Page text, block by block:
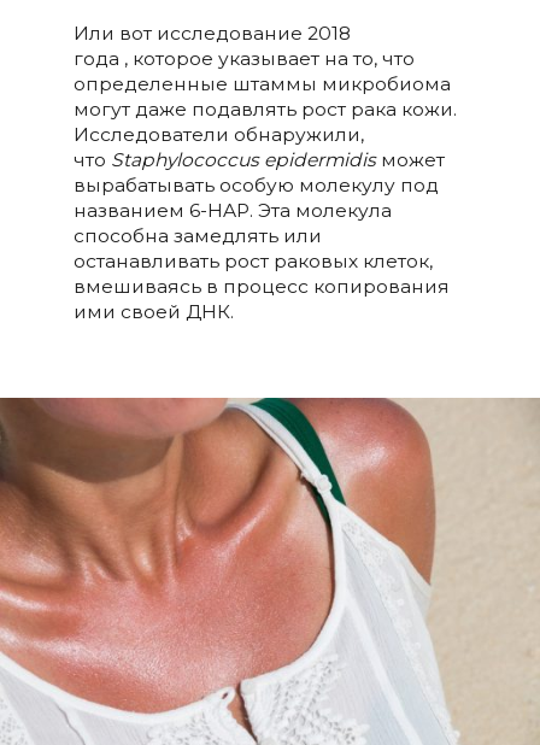
Или вот исследование 2018
года , которое указывает на то, что
определенные штаммы микробиома
могут даже подавлять рост рака кожи.
Исследователи обнаружили,
что Staphylococcus epidermidisможет
вырабатывать особую молекулу под
названием 6-HAP. Эта молекула
способна замедлять или
останавливать рост раковых клеток,
вмешиваясь в процесс копирования
ими своей ДНК.